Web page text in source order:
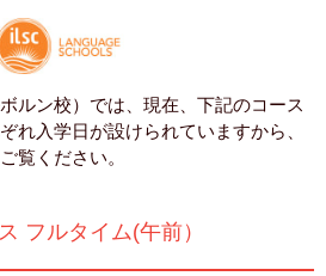
ルン校）では、現在、下記のコース
れ入学日が設けられていますから、
覧ください。
フルタイム(午前）